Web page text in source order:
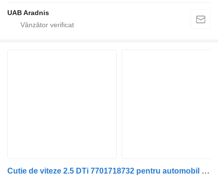
UAB Aradnis
Cutie de viteze 2.5 DTi 7701718732 pentru automobil Opel MOVANO Flatbed (U9, E9)